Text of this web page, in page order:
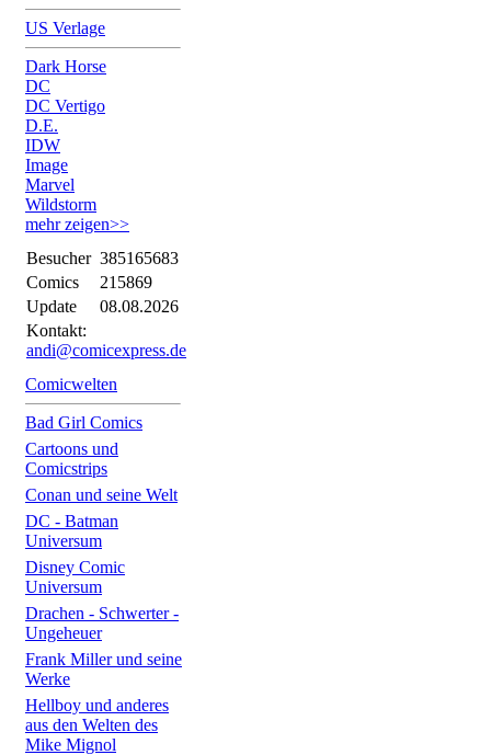
US Verlage
Dark Horse
DC
DC Vertigo
D.E.
IDW
Image
Marvel
Wildstorm
mehr zeigen>>
Besucher 385165683
Comics
215869
Update
08.08.2026
Kontakt:
andi@comicexpress.de
Comicwelten
Bad Girl Comics
Cartoons und
Comicstrips
Conan und seine Welt
DC - Batman
Universum
Disney Comic
Universum
Drachen - Schwerter -
Ungeheuer
Frank Miller und seine
Werke
Hellboy und anderes
aus den Welten des
Mike Mignol